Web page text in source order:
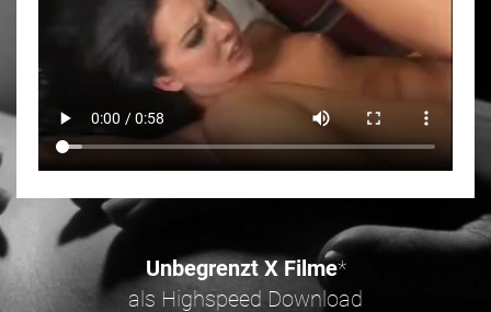
Unbegrenzt X Filme*
als Highspeed Download